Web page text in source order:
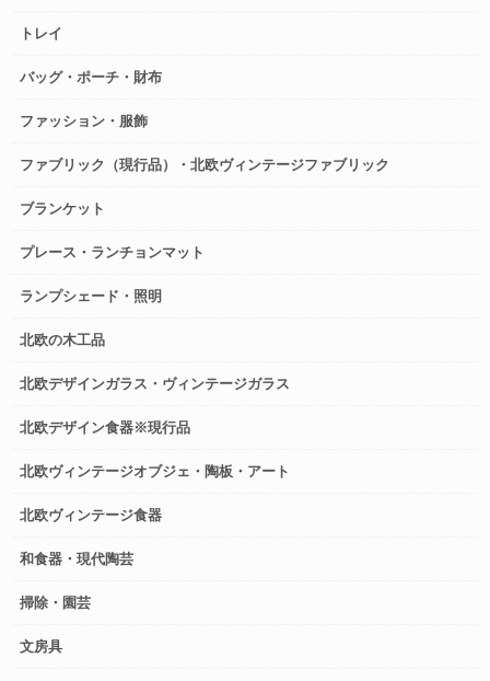
トレイ
バッグ・ポーチ・財布
ファッション・服飾
ファブリック（現行品）・北欧ヴィンテージファブリック
ブランケット
プレース・ランチョンマット
ランプシェード・照明
北欧の木工品
北欧デザインガラス・ヴィンテージガラス
北欧デザイン食器※現行品
北欧ヴィンテージオブジェ・陶板・アート
北欧ヴィンテージ食器
和食器・現代陶芸
掃除・園芸
文房具